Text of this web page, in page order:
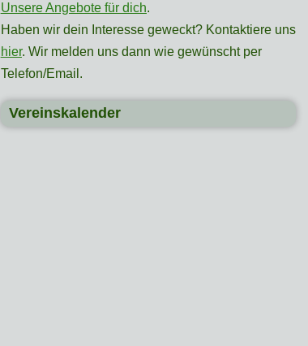
Unsere Angebote für dich.
Haben wir dein Interesse geweckt? Kontaktiere uns
hier. Wir melden uns dann wie gewünscht per
Telefon/Email.
Vereinskalender